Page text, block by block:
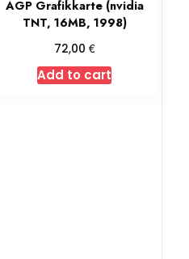
AGP Grafikkarte (nvidia
TNT, 16MB, 1998)
72,00 €
Add to cart